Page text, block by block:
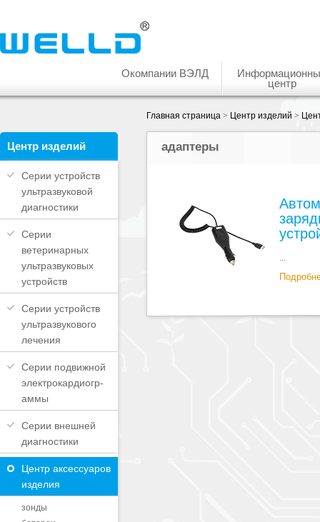
Окомпании ВЭЛД
центр
Центр изделий
Серии устройств
ультразвуковой
диагностики
Серии
ветеринарных
ультразвуковых
устройств
Серии устройств
ультразвукового
лечения
Серии подвижной
электрокардиогр-
аммы
Серии внешней
диагностики
Центр аксессуаров
изделия
зонды
Главная страница > Центр изделий >
адаптеры
...